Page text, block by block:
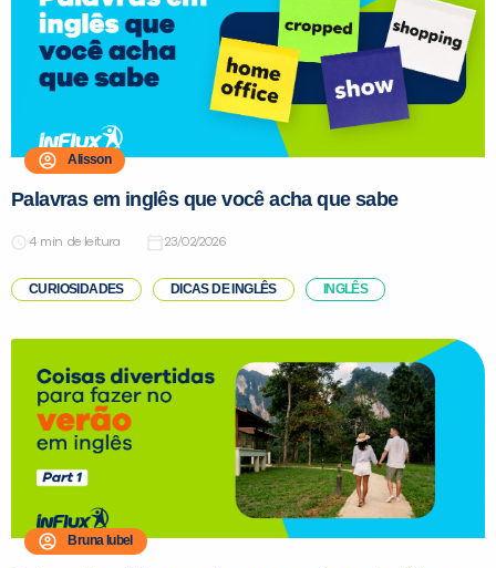
Alisson
Palavras em inglês que você acha que sabe
de leitura 23/02/2026
CURIOSIDADES DICAS DE INGLÊS INGLÊS
Bruna Iubel